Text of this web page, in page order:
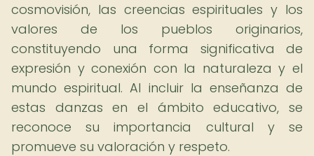
cosmovisión, las creencias espirituales y los
valores de los pueblos originarios,
constituyendo una forma significativa de
expresión y conexión con la naturaleza y el
mundo espiritual. Al incluir la enseñanza de
estas danzas en el ámbito educativo, se
reconoce su importancia cultural y se
promueve su valoración y respeto.